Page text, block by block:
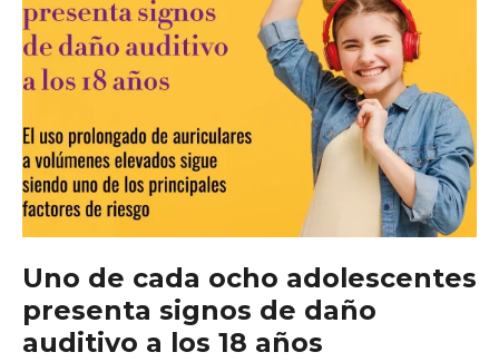
Uno de cada ocho adolescentes
presenta signos de daño
auditivo a los 18 años